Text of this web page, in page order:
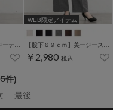
WEB限定アイテム
￥2,980 税込
件)
最後